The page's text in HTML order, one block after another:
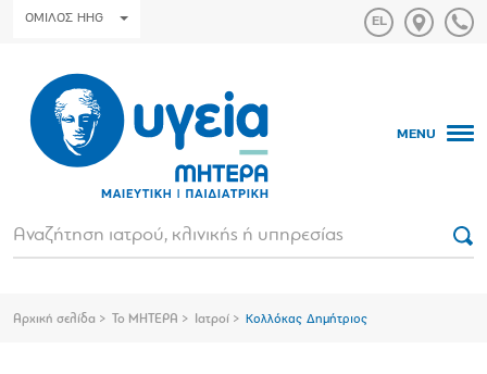
ΟΜΙΛΟΣ HHG
MENU
Αρχική σελίδα Το ΜΗΤΕΡΑ Ιατροί Κολλόκας Δημήτριος